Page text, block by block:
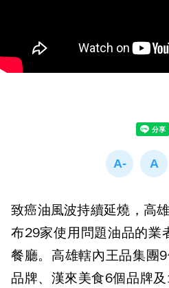
致癌油風波持續延燒，高
布29家使用問題油品的業
餐廳。高雄轄內王品集團
品牌、漢來美食6個品牌